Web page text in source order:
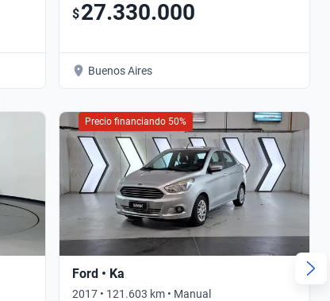
$27.330.000
Buenos Aires
Precio financiando 50%
Ford • Ka
2017 • 121.603 km • Manual